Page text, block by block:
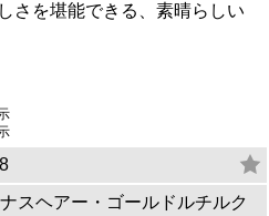
さを堪能できる、素晴らしい
スヘアー・ゴールドルチルク